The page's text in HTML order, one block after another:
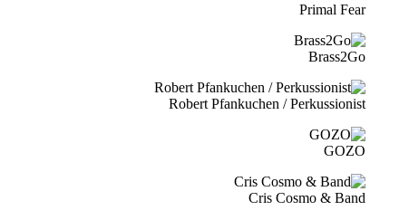
Primal Fear
Brass2Go
Robert Pfankuchen / Perkussionist
GOZO
Cris Cosmo & Band